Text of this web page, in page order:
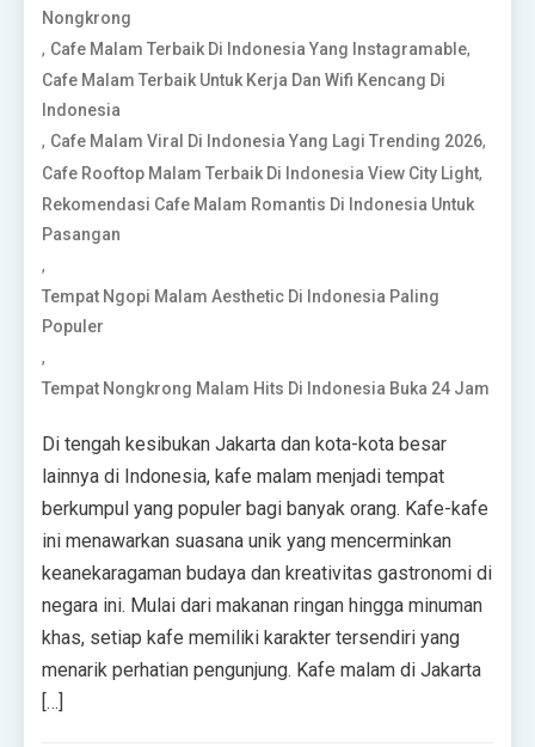
Nongkrong
, Cafe Malam Terbaik Di Indonesia Yang Instagramable,
Cafe Malam Terbaik Untuk Kerja Dan Wifi Kencang Di
Indonesia
, Cafe Malam Viral Di Indonesia Yang Lagi Trending 2026,
Cafe Rooftop Malam Terbaik Di Indonesia View City Light,
Rekomendasi Cafe Malam Romantis Di Indonesia Untuk
Pasangan
,
Tempat Ngopi Malam Aesthetic Di Indonesia Paling
Populer
,
Tempat Nongkrong Malam Hits Di Indonesia Buka 24 Jam
Di tengah kesibukan Jakarta dan kota-kota besar
lainnya di Indonesia, kafe malam menjadi tempat
berkumpul yang populer bagi banyak orang. Kafe-kafe
ini menawarkan suasana unik yang mencerminkan
keanekaragaman budaya dan kreativitas gastronomi di
negara ini. Mulai dari makanan ringan hingga minuman
khas, setiap kafe memiliki karakter tersendiri yang
menarik perhatian pengunjung. Kafe malam di Jakarta
[…]